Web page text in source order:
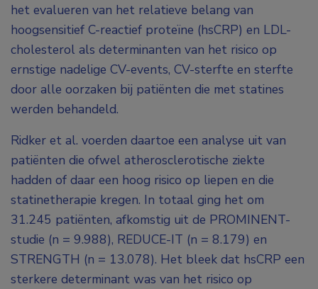
het evalueren van het relatieve belang van
hoogsensitief C-reactief proteïne (hsCRP) en LDL-
cholesterol als determinanten van het risico op
ernstige nadelige CV-events, CV-sterfte en sterfte
door alle oorzaken bij patiënten die met statines
werden behandeld.
Ridker et al. voerden daartoe een analyse uit van
patiënten die ofwel atherosclerotische ziekte
hadden of daar een hoog risico op liepen en die
statinetherapie kregen. In totaal ging het om
31.245 patiënten, afkomstig uit de PROMINENT-
studie (n = 9.988), REDUCE-IT (n = 8.179) en
STRENGTH (n = 13.078). Het bleek dat hsCRP een
sterkere determinant was van het risico op